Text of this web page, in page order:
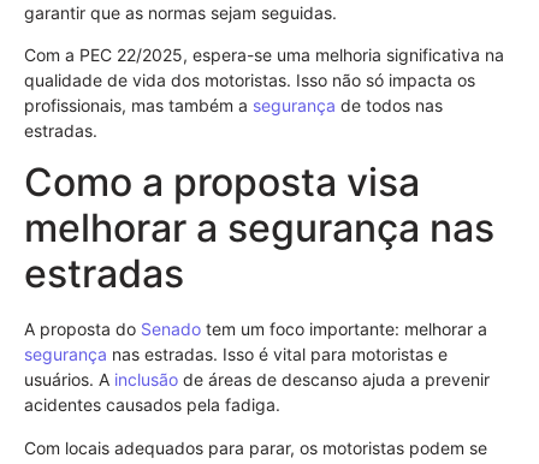
garantir que as normas sejam seguidas.
Com a PEC 22/2025, espera-se uma melhoria significativa na
qualidade de vida dos motoristas. Isso não só impacta os
profissionais, mas também a segurança de todos nas
estradas.
Como a proposta visa
melhorar a segurança nas
estradas
A proposta do Senado tem um foco importante: melhorar a
segurança nas estradas. Isso é vital para motoristas e
usuários. A inclusão de áreas de descanso ajuda a prevenir
acidentes causados pela fadiga.
Com locais adequados para parar, os motoristas podem se